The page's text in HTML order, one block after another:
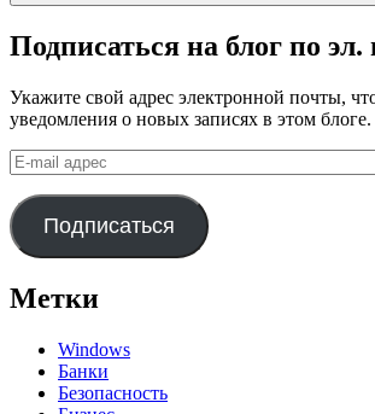
Подписаться на блог по эл.
Укажите свой адрес электронной почты,
уведомления о новых записях в этом блоге.
E-
mail
адрес
Подписаться
Метки
Windows
Банки
Безопасность